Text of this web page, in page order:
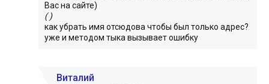
Вас на сайте)
( )
как убрать имя отсюдова чтобы был только адрес?
уже и методом тыка вызывает ошибку
Виталий